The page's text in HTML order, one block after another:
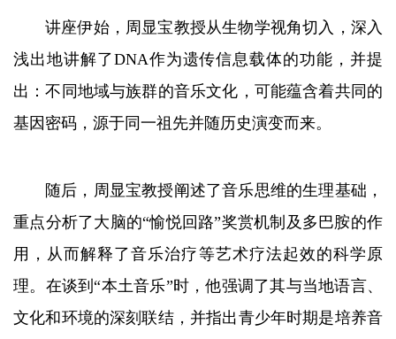
讲座伊始，周显宝教授从生物学视角切入，深入
浅出地讲解了DNA作为遗传信息载体的功能，并提
出：不同地域与族群的音乐文化，可能蕴含着共同的
基因密码，源于同一祖先并随历史演变而来。
随后，周显宝教授阐述了音乐思维的生理基础，
重点分析了大脑的“愉悦回路”奖赏机制及多巴胺的作
用，从而解释了音乐治疗等艺术疗法起效的科学原
理。在谈到“本土音乐”时，他强调了其与当地语言、
文化和环境的深刻联结，并指出青少年时期是培养音